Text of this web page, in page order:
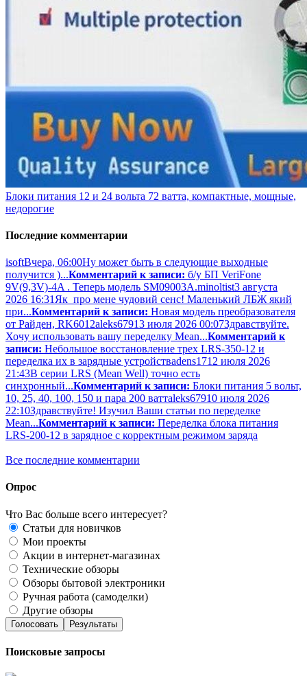
Блоки питания 12 и 24 вольта 72 ватта, компактные, мощные,
недорогие
Последние комментарии
isoftВчера, 06:00Ну может быть в следующие выходные
получится )...Комментарий к записи: б/у БП VeriFone
9V(9,3V)-4A . Теперь модель SM09003A.minoltist3 августа
2026 16:31 Як про мене чудовий сенс! Маленький ЛБЖ який
при...Комментарий к записи: Новая модель преобразователя
от Райден, RK6012aleks67913 июля 2026 00:07Здравствуйте.
Хочу использовать вашу переделку Mean...Комментарий к
записи: Небольшое восстановление трех LRS-350-12 и
переделка их в зарядные устройстваdens1712 июля 2026
21:43В серии LRS (Mean Well) точно есть
синхронный...Комментарий к записи: Блоки питания 5 вольт,
10, 25, 40, 100, 150 и пара 200 ваттaleks67910 июля 2026
22:10Здравствуйте! Изучил Ваши статьи по переделке
Mean...Комментарий к записи: Переделка блока питания
LRS-200-12 в зарядное с корректным режимом заряда
Все последние комментарии
Опрос
Что Вас больше всего интересует?
Статьи для новичков
Мои проекты
Акции в интернет-магазинах
Технические обзоры
Обзоры бытовой электроники
Ручная работа (самоделки)
Другие обзоры
Голосовать Результаты
Поисковые запросы